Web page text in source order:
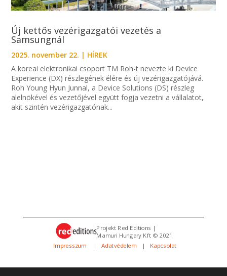
Új kettős vezérigazgatói vezetés a
Samsungnál
2025. november 22. | HÍREK
A koreai elektronikai csoport TM Roh-t nevezte ki Device
Experience (DX) részlegének élére és új vezérigazgatójává.
Roh Young Hyun Junnal, a Device Solutions (DS) részleg
alelnökével és vezetőjével együtt fogja vezetni a vállalatot,
akit szintén vezérigazgatónak...
Projekt Red Editions |
Mamuri Hungary Kft © 2021
Impresszum
| Adatvédelem | Kapcsolat